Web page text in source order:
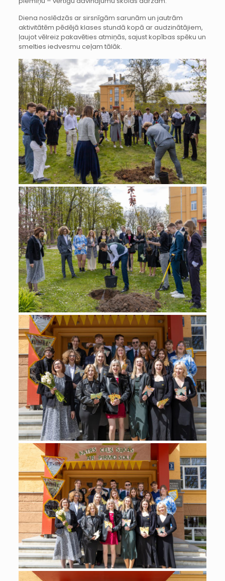
Diena noslēdzās ar sirsnīgām sarunām un jautrām
aktivitātēm pēdējā klases stundā kopā ar audzinātājiem,
ļaujot vēlreiz pakavēties atmiņās, sajust kopības spēku un
smelties iedvesmu ceļam tālāk.